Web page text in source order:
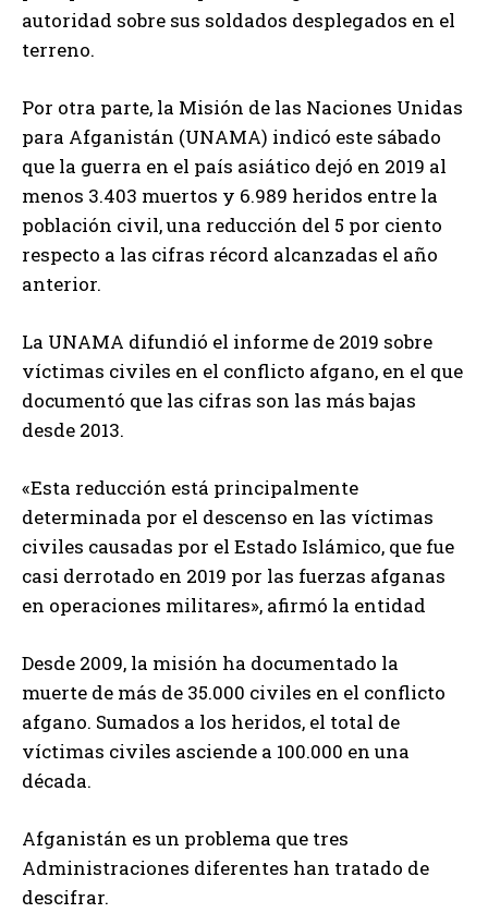
autoridad sobre sus soldados desplegados en el
terreno.
Por otra parte, la Misión de las Naciones Unidas
para Afganistán (UNAMA) indicó este sábado
que la guerra en el país asiático dejó en 2019 al
menos 3.403 muertos y 6.989 heridos entre la
población civil, una reducción del 5 por ciento
respecto a las cifras récord alcanzadas el año
anterior.
La UNAMA difundió el informe de 2019 sobre
víctimas civiles en el conflicto afgano, en el que
documentó que las cifras son las más bajas
desde 2013.
«Esta reducción está principalmente
determinada por el descenso en las víctimas
civiles causadas por el Estado Islámico, que fue
casi derrotado en 2019 por las fuerzas afganas
en operaciones militares», afirmó la entidad
Desde 2009, la misión ha documentado la
muerte de más de 35.000 civiles en el conflicto
afgano. Sumados a los heridos, el total de
víctimas civiles asciende a 100.000 en una
década.
Afganistán es un problema que tres
Administraciones diferentes han tratado de
descifrar.